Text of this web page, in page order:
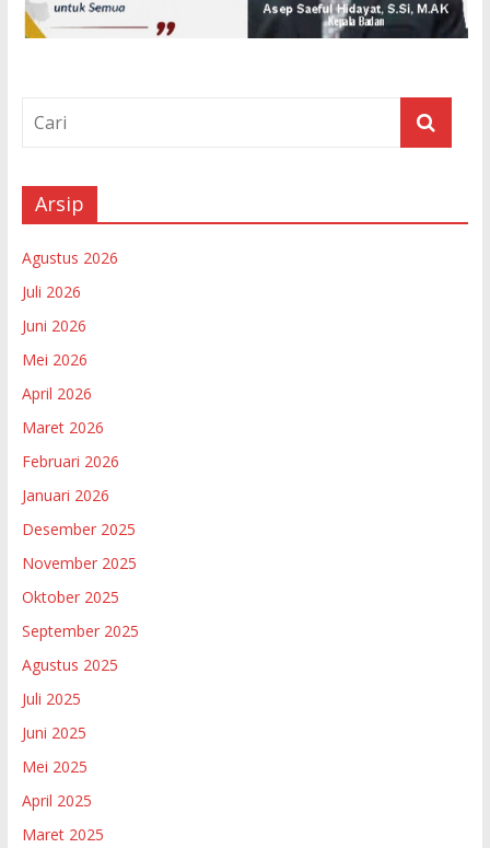
Arsip
Agustus 2026
Juli 2026
Juni 2026
Mei 2026
April 2026
Maret 2026
Februari 2026
Januari 2026
Desember 2025
November 2025
Oktober 2025
September 2025
Agustus 2025
Juli 2025
Juni 2025
Mei 2025
April 2025
Maret 2025